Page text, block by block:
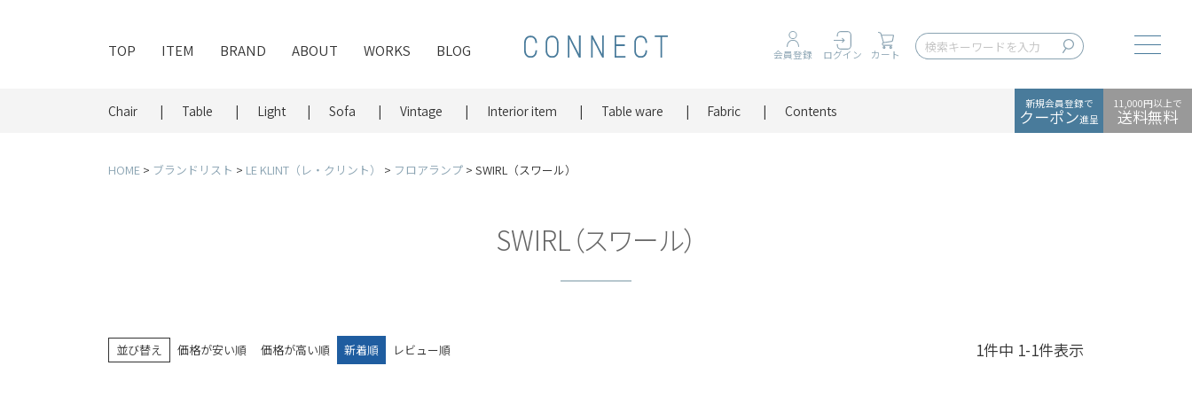
TOP ITEM BRAND ABOUT WORKS BLOG 会員登録 ログイン カート
Chair Table Light Sofa Vintage Interior item Table ware Fabric Contents 新規会員登録で
クーポン進呈
11,000円以上で
送料無料
HOME ブランドリスト LE KLINT（レ・クリント） フロアランプ SWIRL（スワール）
SWIRL（スワール）
並び替え 価格が安い順 価格が高い順 新着順 レビュー順 1件中 1-1件表示